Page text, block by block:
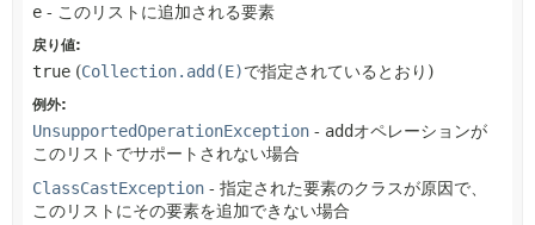
e - このリストに追加される要素
戻り値:
true (Collection.add(E)で指定されているとおり)
例外:
UnsupportedOperationException - addオペレーションが
このリストでサポートされない場合
ClassCastException - 指定された要素のクラスが原因で、
このリストにその要素を追加できない場合